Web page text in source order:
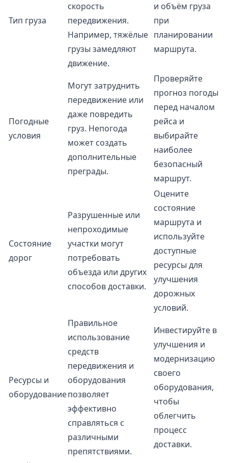
Тип груза
скорость
передвижения.
Например, тяжёлые
грузы замедляют
движение.
и объём груза
при
планировании
маршрута.
Погодные
условия
Могут затруднить
передвижение или
даже повредить
груз. Непогода
может создать
дополнительные
преграды.
Проверяйте
прогноз погоды
перед началом
рейса и
выбирайте
наиболее
безопасный
маршрут.
Состояние
дорог
Разрушенные или
непроходимые
участки могут
потребовать
объезда или других
способов доставки.
Оцените
состояние
маршрута и
используйте
доступные
ресурсы для
улучшения
дорожных
условий.
Ресурсы и
оборудование
Правильное
использование
средств
передвижения и
оборудования
позволяет
эффективно
справляться с
различными
препятствиями.
Инвестируйте в
улучшения и
модернизацию
своего
оборудования,
чтобы
облегчить
процесс
доставки.